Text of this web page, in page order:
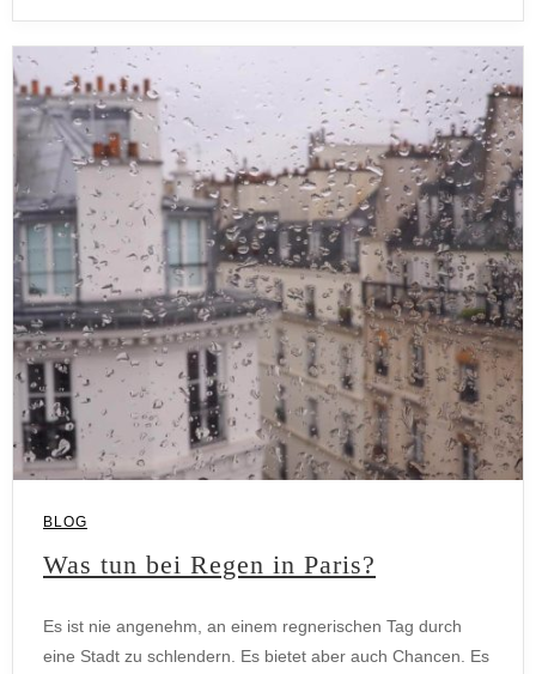
BLOG
Was tun bei Regen in Paris?
Es ist nie angenehm, an einem regnerischen Tag durch
eine Stadt zu schlendern. Es bietet aber auch Chancen. Es